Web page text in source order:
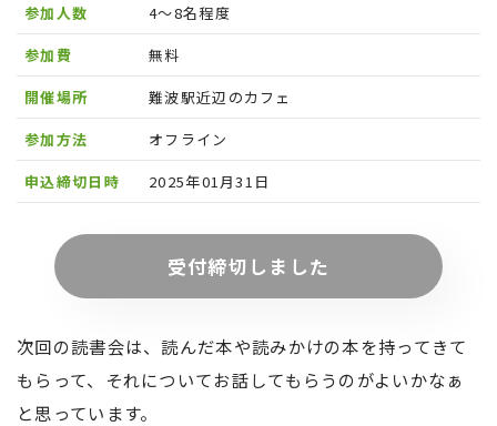
参加人数
4〜8名程度
参加費
無料
開催場所
難波駅近辺のカフェ
参加方法
オフライン
申込締切日時
2025年01月31日
受付締切しました
次回の読書会は、読んだ本や読みかけの本を持ってきて
もらって、それについてお話してもらうのがよいかなぁ
と思っています。